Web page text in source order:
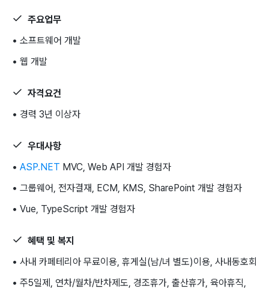
주요업무
• 소프트웨어 개발
• 웹 개발
자격요건
• 경력 3년 이상자
우대사항
• ASP.NET MVC, Web API 개발 경험자
• 그룹웨어, 전자결재, ECM, KMS, SharePoint 개발 경험자
• Vue, TypeScript 개발 경험자
혜택 및 복지
• 사내 카페테리아 무료이용, 휴게실(남/녀 별도)이용, 사내동호회
• 주5일제, 연차/월차/반차제도, 경조휴가, 출산휴가, 육아휴직,